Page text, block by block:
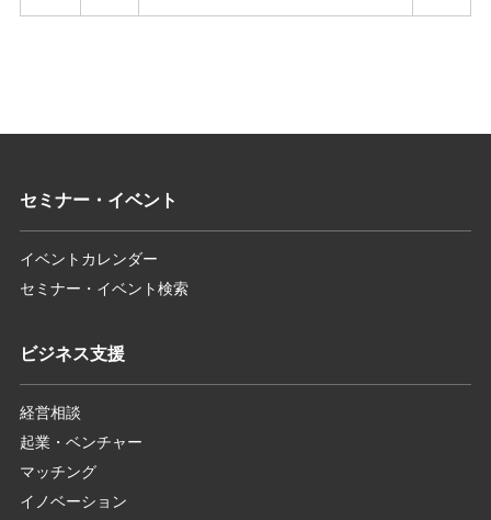
セミナー・イベント
イベントカレンダー
セミナー・イベント検索
ビジネス支援
経営相談
起業・ベンチャー
マッチング
イノベーション